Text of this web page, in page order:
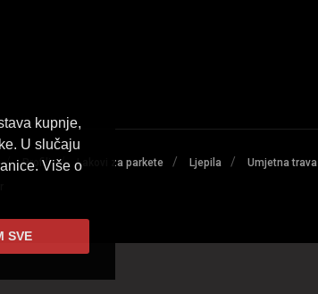
kupnje,
U slučaju
Više o
SVE
/ Profili / Lakovi za parkete / Ljepila / Umjetna trava